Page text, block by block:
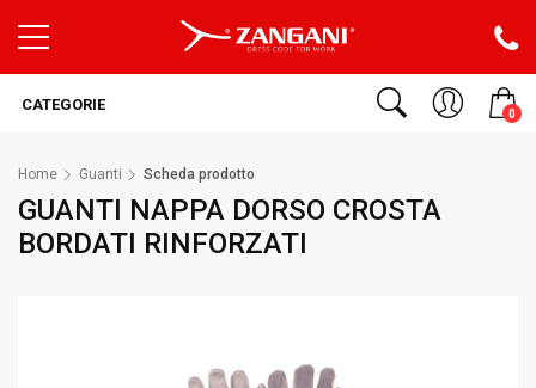
0
CATEGORIE
Home Guanti Scheda prodotto
GUANTI NAPPA DORSO CROSTA
BORDATI RINFORZATI